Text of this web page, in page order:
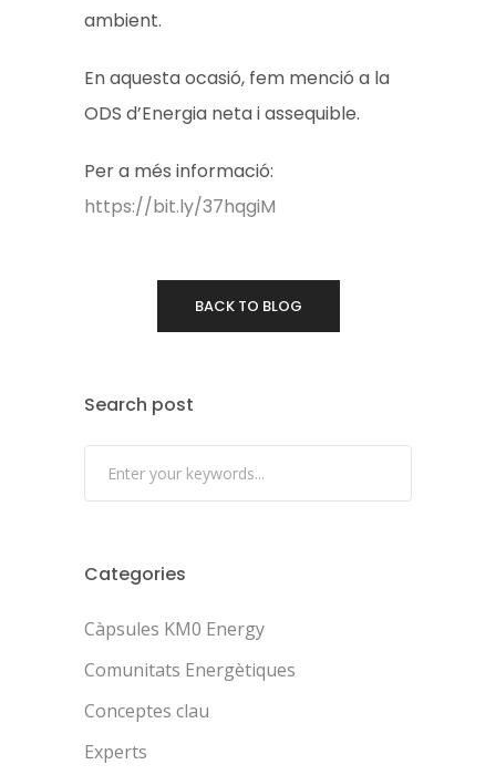
ambient.
En aquesta ocasió, fem menció a la
ODS d’Energia neta i assequible.
Per a més informació:
https://bit.ly/37hqgiM
BACK TO BLOG
Search post
Categories
Càpsules KM0 Energy
Comunitats Energètiques
Conceptes clau
Experts